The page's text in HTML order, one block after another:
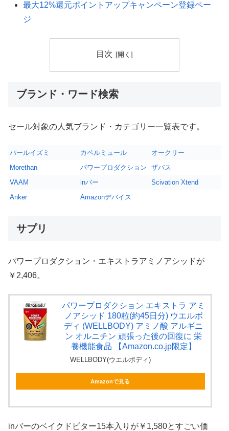
最大12%還元ポイントアップキャンペーン登録ペー
ジ
目次
ブランド・ワード検索
セール対象の人気ブランド・カテゴリー一覧表です。
パールイズミ カペルミュール
オークリー
Morethan
パワープロダクション
ザバス
VAAM
inバー
Scivation Xtend
Anker
Amazonデバイス
サプリ
パワープロダクション・エキストラアミノアシッドが
￥2,406。
パワープロダクション エキストラ アミ
ノアシッド 180粒(約45日分) ウエルボ
ディ (WELLBODY) アミノ酸 アルギニ
ン オルニチン 頑張った後の回復に 栄
養機能食品 【Amazon.co.jp限定】
WELLBODY(ウエルボディ)
Amazonで見る
inバーのベイクドビター15本入りが￥1,580とすごい価